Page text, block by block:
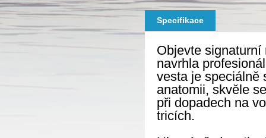
Specifikace
Objevte signaturní
navrhla
vesta je speciálně
anatomii, skvěle
při dopadech na
tricích.